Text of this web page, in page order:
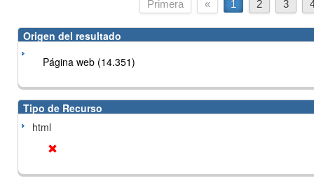
Primera « 1 2 3
Origen del resultado
Página web (14.351)
Tipo de Recurso
html